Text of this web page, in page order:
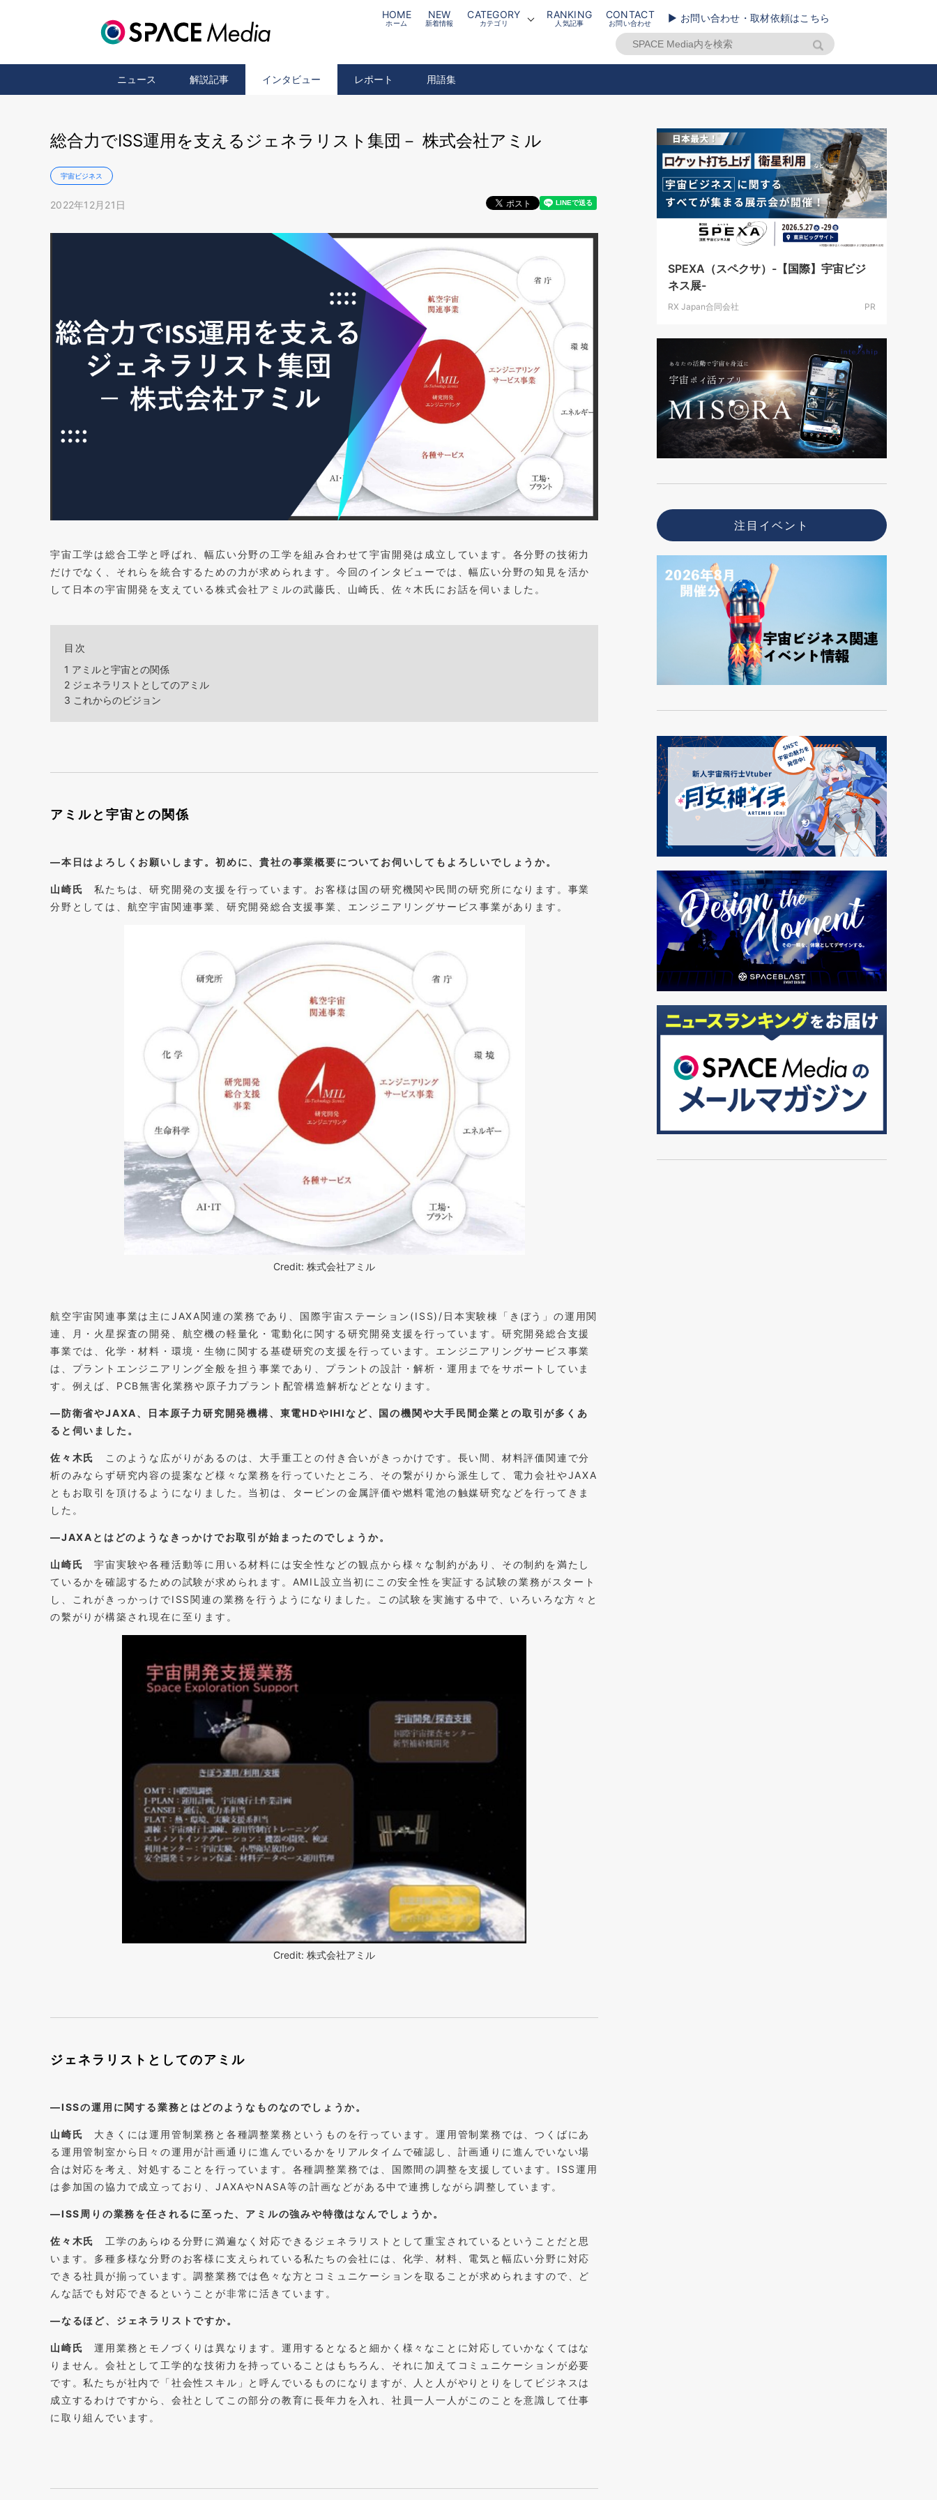
HOME
ホーム
NEW
新着情報
CATEGORY
カテゴリ
RANKING
人気記事
CONTACT
お問い合わせ ▶ お問い合わせ・取材依頼はこちら
ニュース 解説記事 インタビュー レポート 用語集
総合力でISS運用を支えるジェネラリスト集団－ 株式会社アミル
宇宙ビジネス
2022年12月21日
宇宙工学は総合工学と呼ばれ、幅広い分野の工学を組み合わせて宇宙開発は成立しています。各分野の技術力
だけでなく、それらを統合するための力が求められます。今回のインタビューでは、幅広い分野の知見を活か
して日本の宇宙開発を支えている株式会社アミルの武藤氏、山崎氏、佐々木氏にお話を伺いました。
目次
1 アミルと宇宙との関係
2 ジェネラリストとしてのアミル
3 これからのビジョン
アミルと宇宙との関係
―本日はよろしくお願いします。初めに、貴社の事業概要についてお伺いしてもよろしいでしょうか。
山崎氏 私たちは、研究開発の支援を行っています。お客様は国の研究機関や民間の研究所になります。事業
分野としては、航空宇宙関連事業、研究開発総合支援事業、エンジニアリングサービス事業があります。
Credit: 株式会社アミル
航空宇宙関連事業は主にJAXA関連の業務であり、国際宇宙ステーション(ISS)/日本実験棟「きぼう」の運用関
連、月・火星探査の開発、航空機の軽量化・電動化に関する研究開発支援を行っています。研究開発総合支援
事業では、化学・材料・環境・生物に関する基礎研究の支援を行っています。エンジニアリングサービス事業
は、プラントエンジニアリング全般を担う事業であり、プラントの設計・解析・運用までをサポートしていま
す。例えば、PCB無害化業務や原子力プラント配管構造解析などとなります。
―防衛省やJAXA、日本原子力研究開発機構、東電HDやIHIなど、国の機関や大手民間企業との取引が多くあ
ると伺いました。
佐々木氏
このような広がりがあるのは、大手重工との付き合いがきっかけです。長い間、材料評価関連で分
析のみならず研究内容の提案など様々な業務を行っていたところ、その繋がりから派生して、電力会社やJAXA
ともお取引を頂けるようになりました。当初は、タービンの金属評価や燃料電池の触媒研究などを行ってきま
した。
―JAXAとはどのようなきっかけでお取引が始まったのでしょうか。
山崎氏 宇宙実験や各種活動等に用いる材料には安全性などの観点から様々な制約があり、その制約を満たし
ているかを確認するための試験が求められます。AMIL設立当初にこの安全性を実証する試験の業務がスタート
し、これがきっかっけでISS関連の業務を行うようになりました。この試験を実施する中で、いろいろな方々と
の繫がりが構築され現在に至ります。
Credit: 株式会社アミル
ジェネラリストとしてのアミル
―ISSの運用に関する業務とはどのようなものなのでしょうか。
山崎氏 大きくには運用管制業務と各種調整業務というものを行っています。運用管制業務では、つくばにあ
る運用管制室から日々の運用が計画通りに進んでいるかをリアルタイムで確認し、計画通りに進んでいない場
合は対応を考え、対処することを行っています。各種調整業務では、国際間の調整を支援しています。ISS運用
は参加国の協力で成立っており、JAXAやNASA等の計画などがある中で連携しながら調整しています。
―ISS周りの業務を任されるに至った、アミルの強みや特徴はなんでしょうか。
佐々木氏
工学のあらゆる分野に満遍なく対応できるジェネラリストとして重宝されているということだと思
います。多種多様な分野のお客様に支えられている私たちの会社には、化学、材料、電気と幅広い分野に対応
できる社員が揃っています。調整業務では色々な方とコミュニケーションを取ることが求められますので、ど
んな話でも対応できるということが非常に活きています。
―なるほど、ジェネラリストですか。
山崎氏 運用業務とモノづくりは異なります。運用するとなると細かく様々なことに対応していかなくてはな
りません。会社として工学的な技術力を持っていることはもちろん、それに加えてコミュニケーションが必要
です。私たちが社内で「社会性スキル」と呼んでいるものになりますが、人と人がやりとりをしてビジネスは
成立するわけですから、会社としてこの部分の教育に長年力を入れ、社員一人一人がこのことを意識して仕事
に取り組んでいます。
SPEXA（スペクサ）-【国際】宇宙ビジ
ネス展-
RX Japan合同会社 PR
注目イベント